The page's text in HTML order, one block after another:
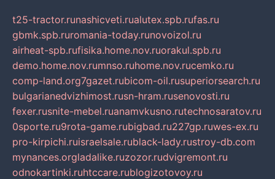
t25-tractor.runashicveti.rualutex.spb.rufas.ru
gbmk.spb.ruromania-today.runovoizol.ru
airheat-spb.rufisika.home.nov.ruorakul.spb.ru
demo.home.nov.rumnso.ruhome.nov.rucemko.ru
comp-land.org7gazet.rubicom-oil.rusuperiorsearch.ru
bulgarianedvizhimost.rusn-hram.rusenovosti.ru
fexer.rusnite-mebel.ruanamvkusno.rutechnosaratov.ru
0sporte.ru9rota-game.rubigbad.ru227gp.ruwes-ex.ru
pro-kirpichi.ruisraelsale.rublack-lady.rustroy-db.com
mynances.orgladalike.ruzozor.rudvigremont.ru
odnokartinki.ruhtccare.rublogizotovoy.ru